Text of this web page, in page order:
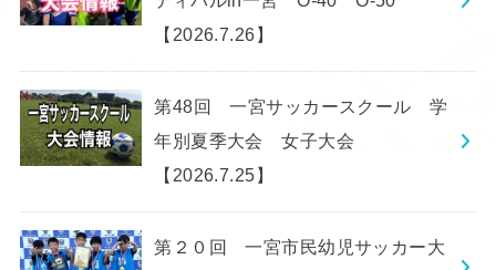
【2026.7.26】
第48回 一宮サッカースクール 学
年別夏季大会 女子大会
【2026.7.25】
第２０回 一宮市民幼児サッカー大